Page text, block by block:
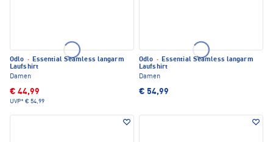
Odlo · Essential Seamless langarm
Laufshirt
Damen
€ 44,99
UVP* € 54,99
Odlo · Essential Seamless langarm
Laufshirt
Damen
€ 54,99